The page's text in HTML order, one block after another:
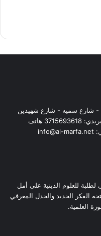
- شارع سميه - شارع شهيدين
(عباس آباد)- بناء رقم 18 - الرمز البريدي: 3715693618 هاتف
لطلبة للعلوم الدينية على أمل
الفكر الجديد والجدل المعرفي
العلمية.